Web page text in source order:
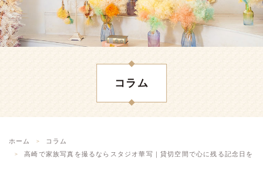
コラム
ホーム
コラム
高崎で家族写真を撮るならスタジオ華写｜貸切空間で心に残る記念日を